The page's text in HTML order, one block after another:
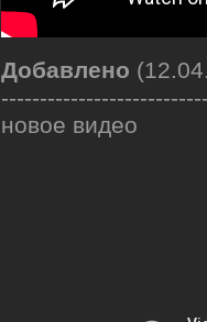
Добавлено
новое видео